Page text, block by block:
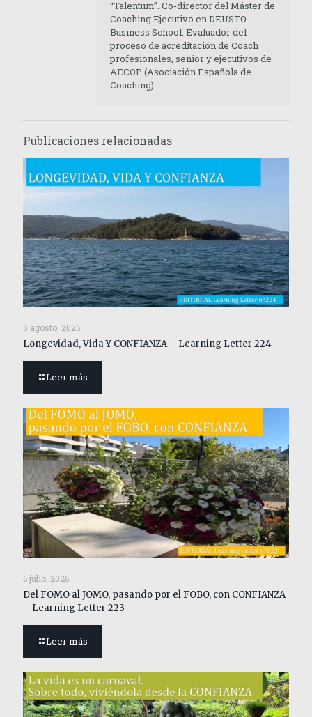
“Talentum”. Co-director del Máster de
Coaching Ejecutivo en DEUSTO
Business School. Evaluador del
proceso de acreditación de Coach
profesionales, senior y ejecutivos de
AECOP (Asociación Española de
Coaching).
Publicaciones relacionadas
5 agosto, 2026
Longevidad, Vida Y CONFIANZA – Learning Letter 224
Leer más
6 julio, 2026
Del FOMO al JOMO, pasando por el FOBO, con CONFIANZA
– Learning Letter 223
Leer más